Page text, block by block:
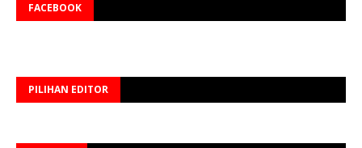
FACEBOOK
PILIHAN EDITOR